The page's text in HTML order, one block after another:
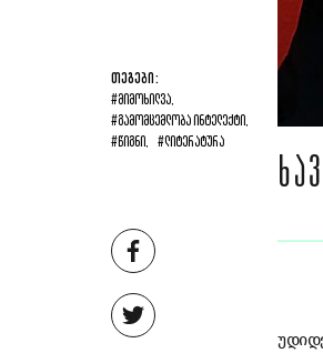
ᲗᲔᲒᲔᲑᲘ:
#ᲛᲘᲛᲝᲮᲘᲚᲕᲐ,
#ᲒᲐᲛᲝᲛᲪᲔᲛᲚᲝᲑᲐ ᲘᲜᲢᲔᲚᲔᲥᲢᲘ,
#ᲬᲘᲒᲜᲘ, #ᲚᲘᲢᲔᲠᲐᲢᲣᲠᲐ